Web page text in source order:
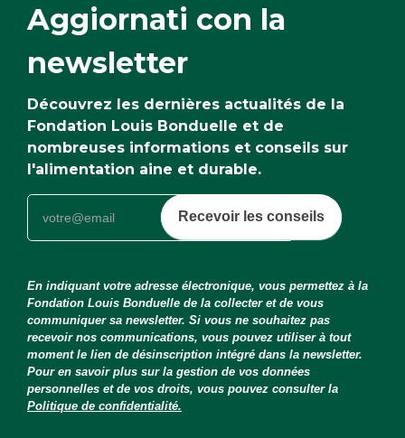
Aggiornati con la
newsletter
Découvrez les dernières actualités de la
Fondation Louis Bonduelle et de
nombreuses informations et conseils sur
l'alimentation aine et durable.
Recevoir les conseils
En indiquant votre adresse électronique, vous permettez à la
Fondation Louis Bonduelle de la collecter et de vous
communiquer sa newsletter. Si vous ne souhaitez pas
recevoir nos communications, vous pouvez utiliser à tout
moment le lien de désinscription intégré dans la newsletter.
Pour en savoir plus sur la gestion de vos données
personnelles et de vos droits, vous pouvez consulter la
Politique de confidentialité.